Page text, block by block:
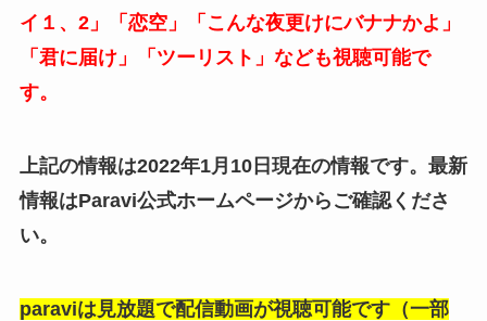
イ１、2」「恋空」「こんな夜更けにバナナかよ」
「君に届け」「ツーリスト」なども視聴可能で
す。
上記の情報は2022年1月10日現在の情報です。最新
情報はParavi公式ホームページからご確認くださ
い。
paraviは見放題で配信動画が視聴可能です（一部